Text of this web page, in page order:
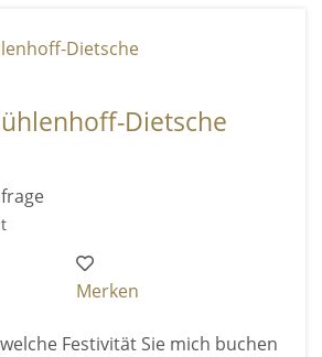
Dietsche
Merken
Festivität Sie mich buchen